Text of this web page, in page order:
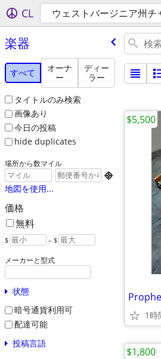
CL ウェストバージニア州チ
楽器
すべて
オーナ
ー
ディー
ラー
タイトルのみ検索
画像あり
今日の投稿
hide duplicates
場所から数マイル

地図を使用...
価格
無料
$ – $
メーカーと型式
状態
暗号通貨利用可
配達可能
投稿言語
1時
$5,500
$1,800